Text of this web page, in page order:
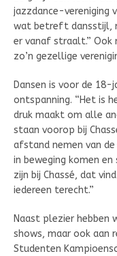
jazzdance-vereniging
wat betreft dansstijl,
er vanaf straalt.” Ook
zo’n gezellige
Dansen is voor de
ontspanning. “Het is
druk maakt om alle
staan voorop bij
afstand nemen van
in beweging komen
zijn bij Chassé, dat
iedereen terecht.”
Naast plezier hebben
shows, maar ook aan
Studenten